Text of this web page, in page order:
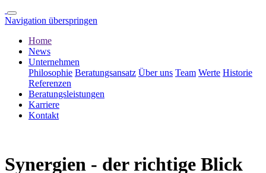
Navigation überspringen
Home
News
Unternehmen
Philosophie Beratungsansatz Über uns Team Werte Historie
Referenzen
Beratungsleistungen
Karriere
Kontakt
Synergien - der richtige Blick